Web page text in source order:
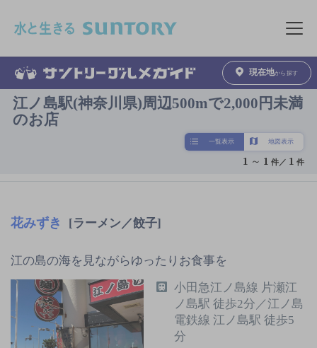
メニュ
現在地から探す
江ノ島駅(神奈川県)周辺500mで2,000円未満
のお店
一覧表示 地図表示
1 ～ 1 件／ 1 件
花みずき [ラーメン／餃子]
江の島の海を見ながらゆったりお食事を
小田急江ノ島線 片瀬江
ノ島駅 徒歩2分／江ノ島
電鉄線 江ノ島駅 徒歩5
分